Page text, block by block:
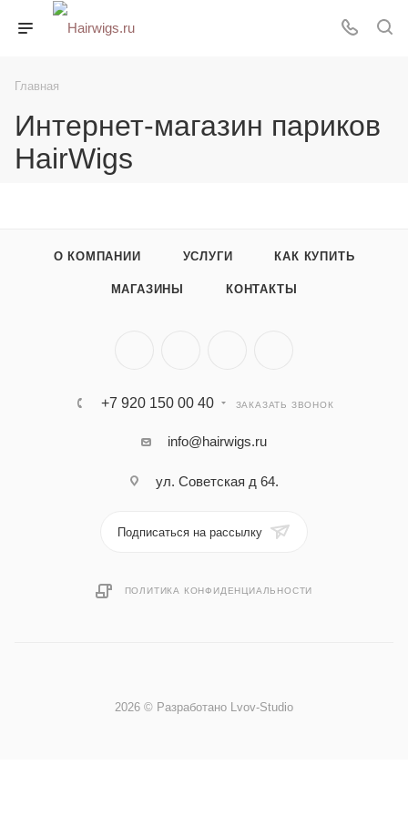
Главная
Интернет-магазин париков
HairWigs
О КОМПАНИИ УСЛУГИ КАК КУПИТЬ
МАГАЗИНЫ КОНТАКТЫ
+7 920 150 00 40 ЗАКАЗАТЬ ЗВОНОК
info@hairwigs.ru
ул. Советская д 64.
Подписаться на рассылку
ПОЛИТИКА КОНФИДЕНЦИАЛЬНОСТИ
2026 © Разработано Lvov-Studio